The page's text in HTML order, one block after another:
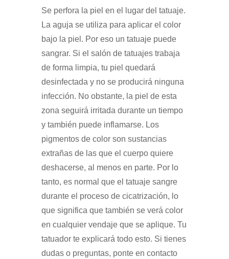
Se perfora la piel en el lugar del tatuaje.
La aguja se utiliza para aplicar el color
bajo la piel. Por eso un tatuaje puede
sangrar. Si el salón de tatuajes trabaja
de forma limpia, tu piel quedará
desinfectada y no se producirá ninguna
infección. No obstante, la piel de esta
zona seguirá irritada durante un tiempo
y también puede inflamarse. Los
pigmentos de color son sustancias
extrañas de las que el cuerpo quiere
deshacerse, al menos en parte. Por lo
tanto, es normal que el tatuaje sangre
durante el proceso de cicatrización, lo
que significa que también se verá color
en cualquier vendaje que se aplique. Tu
tatuador te explicará todo esto. Si tienes
dudas o preguntas, ponte en contacto